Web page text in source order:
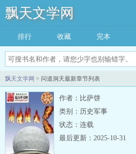
飘天文学网
排行 收藏 完本
飘天文学网 > 问道洞天最新章节列表
作者：比萨饼
类别：历史军事
状态：连载
最后更新：2025-10-31